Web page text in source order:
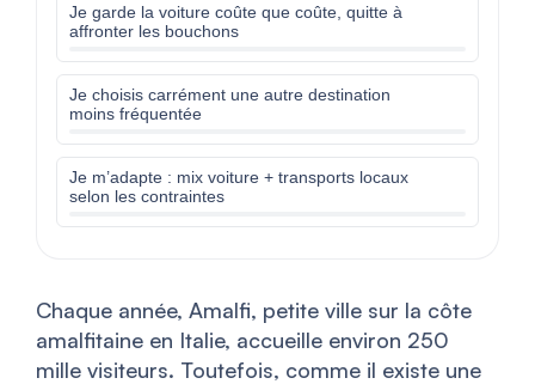
Je garde la voiture coûte que coûte, quitte à
affronter les bouchons
Je choisis carrément une autre destination
moins fréquentée
Je m’adapte : mix voiture + transports locaux
selon les contraintes
Chaque année, Amalfi, petite ville sur la côte
amalfitaine en Italie, accueille environ 250
mille visiteurs. Toutefois, comme il existe une